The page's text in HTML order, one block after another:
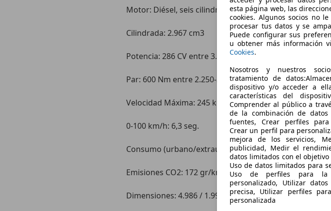
esta página web, las
cookies. Algunos socios no
procesar tus datos y se
Puede configurar sus
u obtener más información
Cookies.
Nosotros y nuestros
tratamiento de
dispositivo y/o acceder a
características del
Comprender al público a
de la combinación de datos
fuentes, Crear perfiles
Crear un perfil para
mejora de los servicios,
publicidad, Medir el
datos limitados con el
Uso de datos limitados para
Uso de perfiles para la
personalizado, Utilizar
precisa, Utilizar perfiles
personalizada
Motor: Diésel, seis cilindros en V, turboalimentado
Cilindrada: 2.967 cm3
Potencia: 286 CV entre 3.500
Par: 600 Nm entre 2.250-3.250 rpm
Velocidad Máxima: 245 km/h
0-100 km/h: 6,3 seg.
Consumo (urbano/extraurb./mixto): 7 / 6,4 / 6,6 l/100
Emisiones CO2: 172 gr/km
Dimensiones: 4.986 / 1.995 / 1.705 milímetros